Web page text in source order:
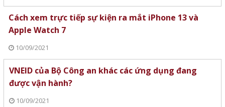
Cách xem trực tiếp sự kiện ra mắt iPhone 13 và
Apple Watch 7
10/09/2021
VNEID của Bộ Công an khác các ứng dụng đang
được vận hành?
10/09/2021